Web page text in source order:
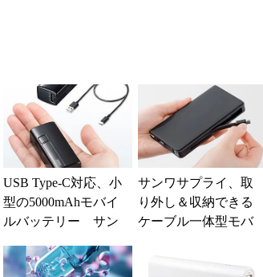
USB Type-C対応、小
型の5000mAhモバイ
ルバッテリー サン
サンワサプライ、取
り外し＆収納できる
ケーブル一体型モバ